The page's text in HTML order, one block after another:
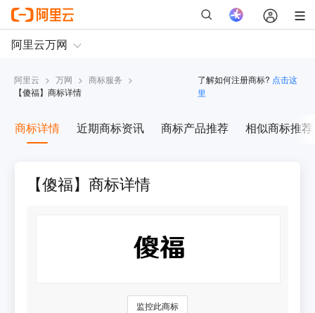
阿里云 > 万网 > 商标服务 >
【傻福】商标详情
了解如何注册商标? 点击这
里
商标详情 近期商标资讯 商标产品推荐 相似商标推荐
【傻福】商标详情
监控此商标